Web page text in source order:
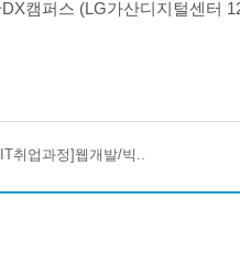
DX캠퍼스 (LG가산디지털센터
취업과정]웹개발/빅..